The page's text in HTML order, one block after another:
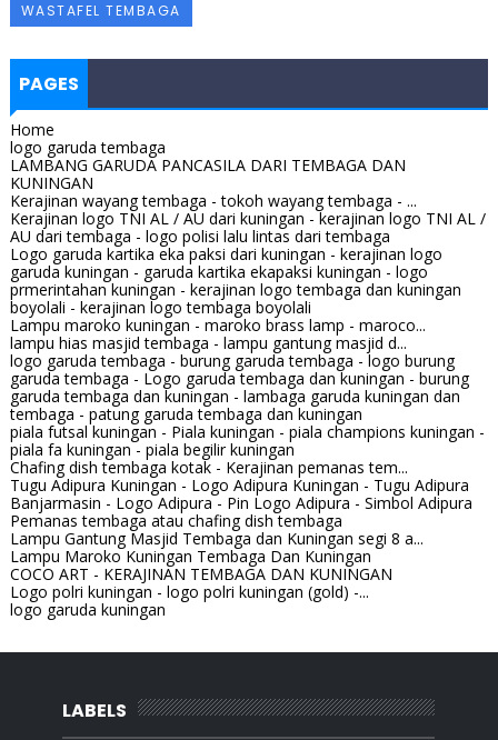
WASTAFEL TEMBAGA
PAGES
Home
logo garuda tembaga
LAMBANG GARUDA PANCASILA DARI TEMBAGA DAN
KUNINGAN
Kerajinan wayang tembaga - tokoh wayang tembaga - ...
Kerajinan logo TNI AL / AU dari kuningan - kerajinan logo TNI AL /
AU dari tembaga - logo polisi lalu lintas dari tembaga
Logo garuda kartika eka paksi dari kuningan - kerajinan logo
garuda kuningan - garuda kartika ekapaksi kuningan - logo
prmerintahan kuningan - kerajinan logo tembaga dan kuningan
boyolali - kerajinan logo tembaga boyolali
Lampu maroko kuningan - maroko brass lamp - maroco...
lampu hias masjid tembaga - lampu gantung masjid d...
logo garuda tembaga - burung garuda tembaga - logo burung
garuda tembaga - Logo garuda tembaga dan kuningan - burung
garuda tembaga dan kuningan - lambaga garuda kuningan dan
tembaga - patung garuda tembaga dan kuningan
piala futsal kuningan - Piala kuningan - piala champions kuningan -
piala fa kuningan - piala begilir kuningan
Chafing dish tembaga kotak - Kerajinan pemanas tem...
Tugu Adipura Kuningan - Logo Adipura Kuningan - Tugu Adipura
Banjarmasin - Logo Adipura - Pin Logo Adipura - Simbol Adipura
Pemanas tembaga atau chafing dish tembaga
Lampu Gantung Masjid Tembaga dan Kuningan segi 8 a...
Lampu Maroko Kuningan Tembaga Dan Kuningan
COCO ART - KERAJINAN TEMBAGA DAN KUNINGAN
Logo polri kuningan - logo polri kuningan (gold) -...
logo garuda kuningan
LABELS